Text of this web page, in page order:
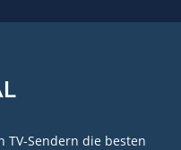
TV-Sendern die besten